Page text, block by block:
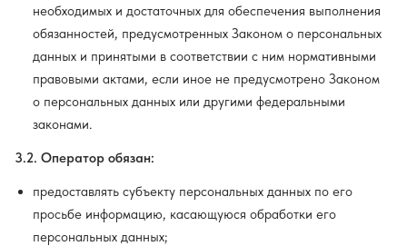
необходимых и достаточных для обеспечения выполнения
обязанностей, предусмотренных Законом о персональных
данных и принятыми в соответствии с ним нормативными
правовыми актами, если иное не предусмотрено Законом
о персональных данных или другими федеральными
законами.
3.2. Оператор обязан:
предоставлять субъекту персональных данных по его
просьбе информацию, касающуюся обработки его
персональных данных;